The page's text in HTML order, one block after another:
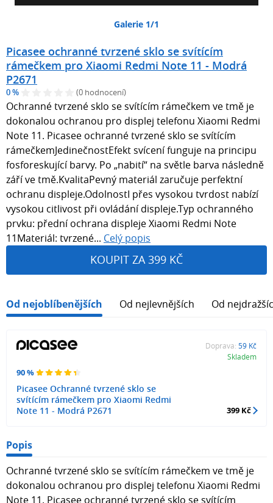
Galerie 1/1
Picasee ochranné tvrzené sklo se svítícím
rámečkem pro Xiaomi Redmi Note 11 - Modrá
P2671
0 % (0 hodnocení)
Ochranné tvrzené sklo se svítícím rámečkem ve tmě je
dokonalou ochranou pro displej telefonu Xiaomi Redmi
Note 11. Picasee ochranné tvrzené sklo se svítícím
rámečkemJedinečnostEfekt svícení funguje na principu
fosforeskující barvy. Po „nabití“ na světle barva následně
září ve tmě.KvalitaPevný materiál zaručuje perfektní
ochranu displeje.OdolnostI přes vysokou tvrdost nabízí
vysokou citlivost při ovládání displeje.Typ ochranného
prvku: přední ochrana displeje Xiaomi Redmi Note
11Materiál: tvrzené... Celý popis
KOUPIT ZA 399 KČ
Od nejoblíbenějších Od nejlevnějších Od
90 %
Picasee Ochranné tvrzené sklo se
svítícím rámečkem pro Xiaomi Redmi
Note 11 - Modrá P2671
Doprava: 59 Kč
Skladem
399 Kč
Popis
Ochranné tvrzené sklo se svítícím rámečkem ve tmě je
dokonalou ochranou pro displej telefonu Xiaomi Redmi
Note 11. Picasee ochranné tvrzené sklo se svítícím